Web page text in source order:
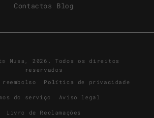
Contactos Blog
Musa, 2026. Todos os direitos
reservados
Política de privacidade
do serviço Aviso legal
Livro de Reclamações